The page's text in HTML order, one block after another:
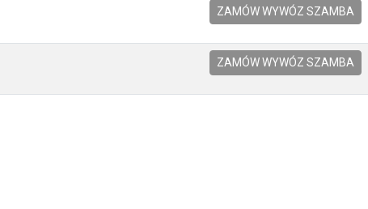
ZAMÓW WYWÓZ SZAMBA
ZAMÓW WYWÓZ SZAMBA